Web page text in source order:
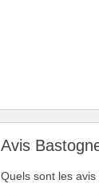
Avis
Quels sont les